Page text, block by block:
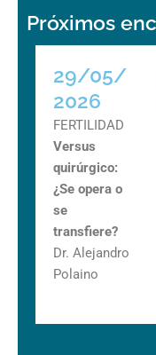
Próximos
29/05/
2026
FERTILIDAD
Versus
quirúrgico:
¿Se opera o
se
transfiere?
Dr. Alejandro
Polaino